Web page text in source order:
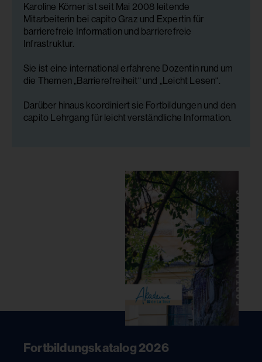
Karoline Körner ist seit Mai 2008 leitende
Mitarbeiterin bei capito Graz und Expertin für
barrierefreie Information und barrierefreie
Infrastruktur.
Sie ist eine international erfahrene Dozentin rund um
die Themen „Barrierefreiheit“ und „Leicht Lesen“.
Darüber hinaus koordiniert sie Fortbildungen und den
capito Lehrgang für leicht verständliche Information.
Fortbildungskatalog 2026